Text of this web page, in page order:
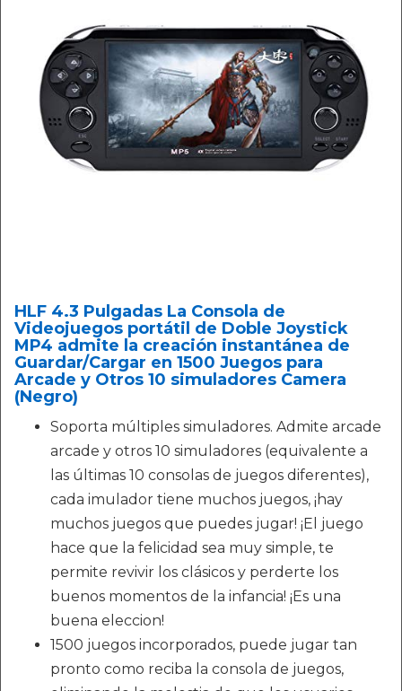
HLF 4.3 Pulgadas La Consola de
Videojuegos portátil de Doble Joystick
MP4 admite la creación instantánea de
Guardar/Cargar en 1500 Juegos para
Arcade y Otros 10 simuladores Camera
(Negro)
Soporta múltiples simuladores. Admite arcade
arcade y otros 10 simuladores (equivalente a
las últimas 10 consolas de juegos diferentes),
cada imulador tiene muchos juegos, ¡hay
muchos juegos que puedes jugar! ¡El juego
hace que la felicidad sea muy simple, te
permite revivir los clásicos y perderte los
buenos momentos de la infancia! ¡Es una
buena eleccion!
1500 juegos incorporados, puede jugar tan
pronto como reciba la consola de juegos,